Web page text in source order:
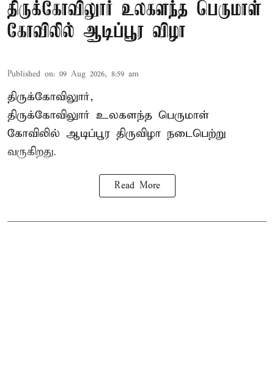
திருக்கோவிலுார் உலகளந்த பெருமாள்
கோவிலில் ஆடிப்பூர விழா
Published on: 09 Aug 2026, 8:59 am
திருக்கோவிலுார்,
திருக்கோவிலுார் உலகளந்த பெருமாள்
கோவிலில் ஆடிப்பூர திருவிழா நடைபெற்று
வருகிறது.
Read More